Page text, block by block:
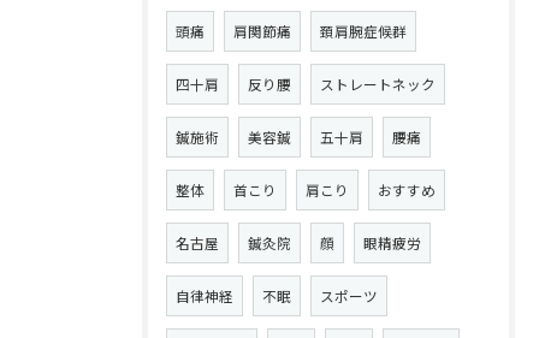
頭痛 肩関節痛 頚肩腕症候群
四十肩 反り腰 ストレートネック
鍼施術 美容鍼 五十肩 腰痛
整体 首こり 肩こり おすすめ
名古屋 鍼灸院 顔 眼精疲労
自律神経 不眠 スポーツ